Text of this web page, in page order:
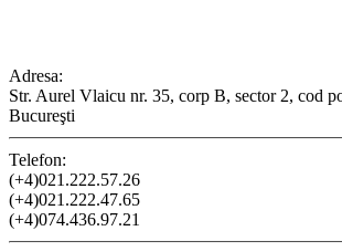
Adresa:
Str. Aurel Vlaicu nr. 35, corp B, sector 2, cod
Bucureşti
Telefon:
(+4)021.222.57.26
(+4)021.222.47.65
(+4)074.436.97.21